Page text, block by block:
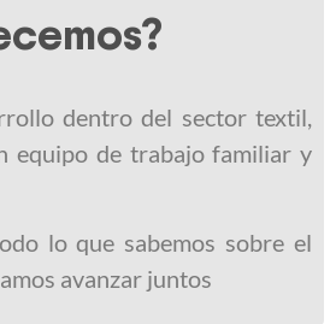
dentro del sector textil,
equipo de trabajo familiar y
lo que sabemos sobre el
avanzar juntos